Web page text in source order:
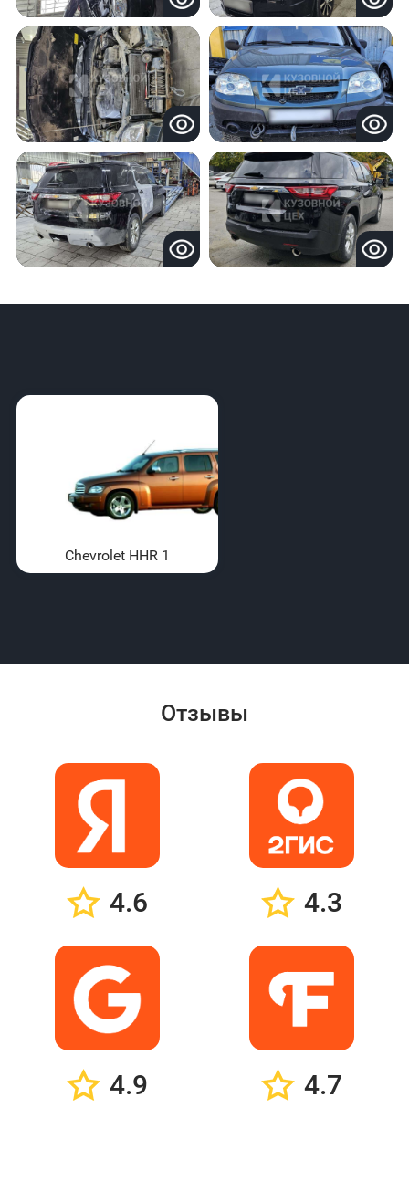
Chevrolet HHR 1
Отзывы
4.6 4.3
4.9 4.7